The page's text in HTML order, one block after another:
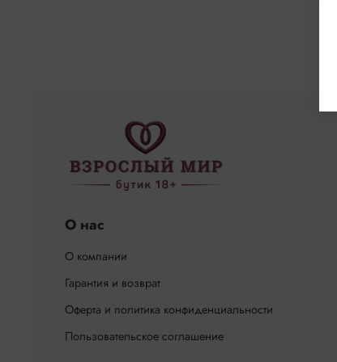
О нас
О компании
Гарантия и возврат
Оферта и политика конфиденциальности
Пользовательское соглашение